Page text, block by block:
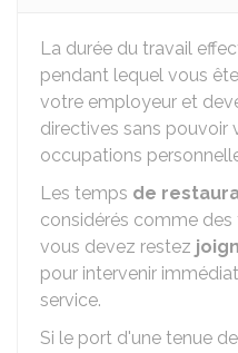
La durée du travail
pendant lequel vous
votre employeur et
directives sans pouvoir
occupations
Les temps de
considérés comme
vous devez restez
pour intervenir
service.
Si le port d'une tenue